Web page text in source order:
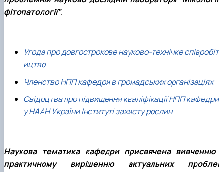
фітопатології”.
Угода про довгострокове науково-технічке
ицтво
Членство НПП кафедри в громадських організаціях
Свідоцтва про підвищення кваліфікації НПП кафедри
у НААН України Інституті захисту рослин
Наукова тематика кафедри присвячена вивченню
практичному вирішенню актуальних